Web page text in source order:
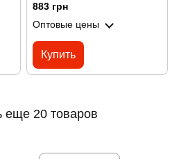
883 грн
Оптовые цены
Купить
еще 20 товаров